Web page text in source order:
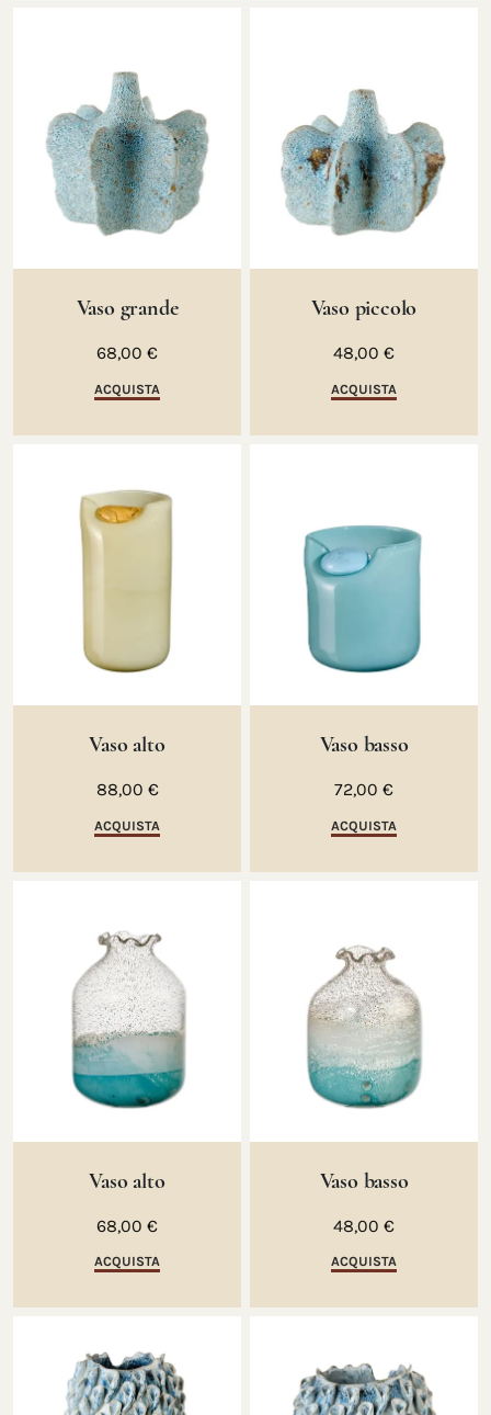
Vaso grande
68,00 €
ACQUISTA
Vaso piccolo
48,00 €
ACQUISTA
Vaso alto
88,00 €
ACQUISTA
Vaso basso
72,00 €
ACQUISTA
Vaso alto
68,00 €
ACQUISTA
Vaso basso
48,00 €
ACQUISTA